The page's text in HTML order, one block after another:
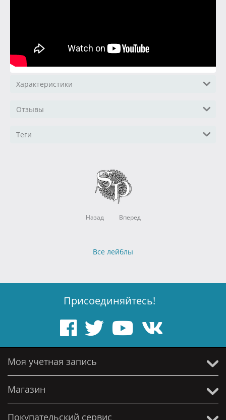
Характеристики
Отзывы
Теги
Назад Вперед
Все лейблы
Присоединяйтесь!
Моя учетная запись
Магазин
Покупательский сервис